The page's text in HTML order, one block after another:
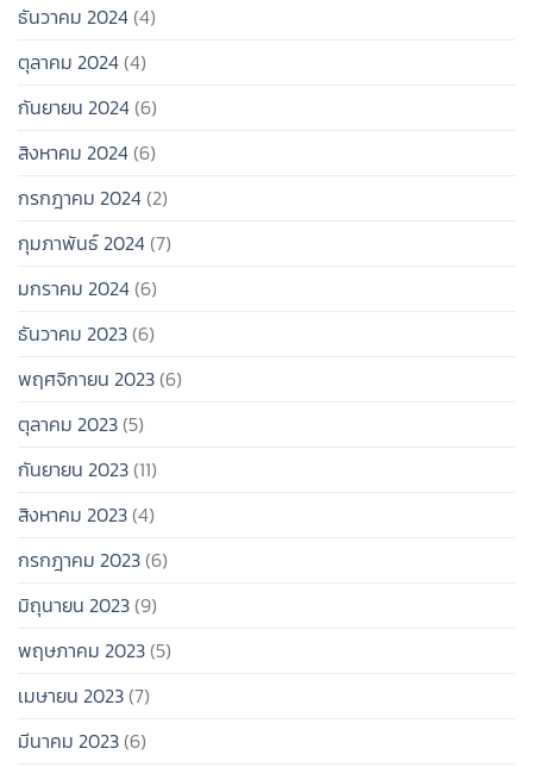
รีบ
มี
ก็ได้!
สิ้น
2024
ธันวาคม 2024(4)
ตุลาคม 2024(4)
กันยายน 2024(6)
สิงหาคม 2024(6)
กรกฎาคม 2024(2)
กุมภาพันธ์ 2024(7)
มกราคม 2024(6)
ธันวาคม 2023(6)
พฤศจิกายน 2023(6)
ตุลาคม 2023(5)
กันยายน 2023(11)
สิงหาคม 2023(4)
กรกฎาคม 2023(6)
มิถุนายน 2023(9)
พฤษภาคม 2023(5)
เมษายน 2023(7)
มีนาคม 2023(6)